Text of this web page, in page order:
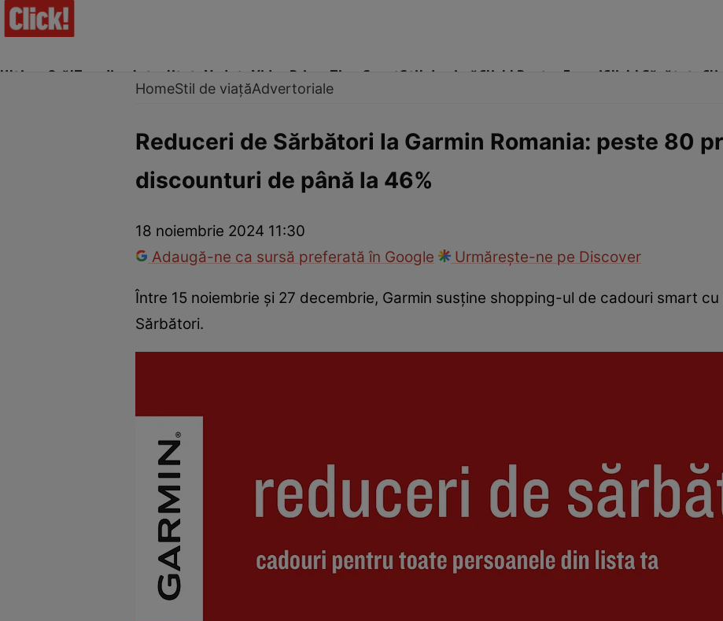
Ultima Oră!Trending Actualitate Vedete Video Prime Time SportStil de viațăClick! Pentru FemeiClick! Sănătate
Dragoste și SexEvenimenteHoroscopRețete culinare
HomeStil de viațăAdvertoriale
Reduceri de Sărbători la Garmin Romania: peste 80
discounturi de până la 46%
18 noiembrie 2024 11:30
Adaugă-ne ca sursă preferată în Google
Urmărește-ne pe Discover
Între 15 noiembrie și 27 decembrie, Garmin susține shopping-ul de cadouri smart
Sărbători.